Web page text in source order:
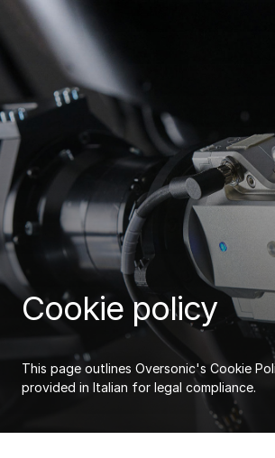
Cookie policy
This page outlines Oversonic's Cookie
provided in Italian for legal compliance.